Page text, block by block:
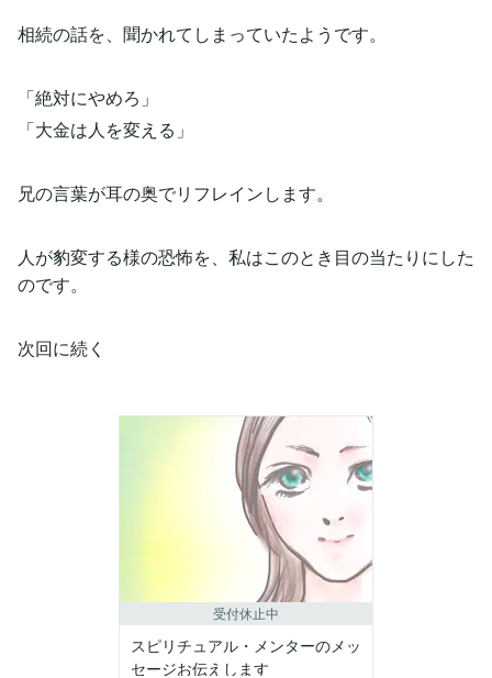
相続の話を、聞かれてしまっていたようです。
「絶対にやめろ」
「大金は人を変える」
兄の言葉が耳の奥でリフレインします。
人が豹変する様の恐怖を、私はこのとき目の当たりにした
のです。
次回に続く
受付休止中
スピリチュアル・メンターのメッ
セージお伝えします